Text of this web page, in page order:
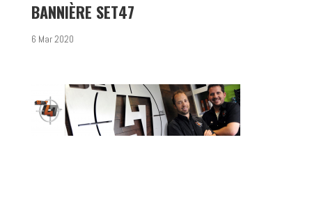
BANNIÈRE SET47
6 Mar 2020